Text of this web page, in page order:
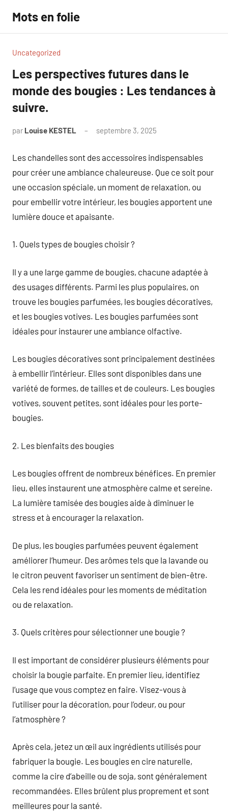
contenu
Mots en folie
Uncategorized
Les perspectives futures dans le
monde des bougies : Les tendances à
suivre.
par Louise KESTEL septembre 3, 2025
Les chandelles sont des accessoires indispensables
pour créer une ambiance chaleureuse. Que ce soit pour
une occasion spéciale, un moment de relaxation, ou
pour embellir votre intérieur, les bougies apportent une
lumière douce et apaisante.
1. Quels types de bougies choisir ?
Il y a une large gamme de bougies, chacune adaptée à
des usages différents. Parmi les plus populaires, on
trouve les bougies parfumées, les bougies décoratives,
et les bougies votives. Les bougies parfumées sont
idéales pour instaurer une ambiance olfactive.
Les bougies décoratives sont principalement destinées
à embellir l’intérieur. Elles sont disponibles dans une
variété de formes, de tailles et de couleurs. Les bougies
votives, souvent petites, sont idéales pour les porte-
bougies.
2. Les bienfaits des bougies
Les bougies offrent de nombreux bénéfices. En premier
lieu, elles instaurent une atmosphère calme et sereine.
La lumière tamisée des bougies aide à diminuer le
stress et à encourager la relaxation.
De plus, les bougies parfumées peuvent également
améliorer l’humeur. Des arômes tels que la lavande ou
le citron peuvent favoriser un sentiment de bien-être.
Cela les rend idéales pour les moments de méditation
ou de relaxation.
3. Quels critères pour sélectionner une bougie ?
Il est important de considérer plusieurs éléments pour
choisir la bougie parfaite. En premier lieu, identifiez
l’usage que vous comptez en faire. Visez-vous à
l’utiliser pour la décoration, pour l’odeur, ou pour
l’atmosphère ?
Après cela, jetez un œil aux ingrédients utilisés pour
fabriquer la bougie. Les bougies en cire naturelle,
comme la cire d’abeille ou de soja, sont généralement
recommandées. Elles brûlent plus proprement et sont
meilleures pour la santé.